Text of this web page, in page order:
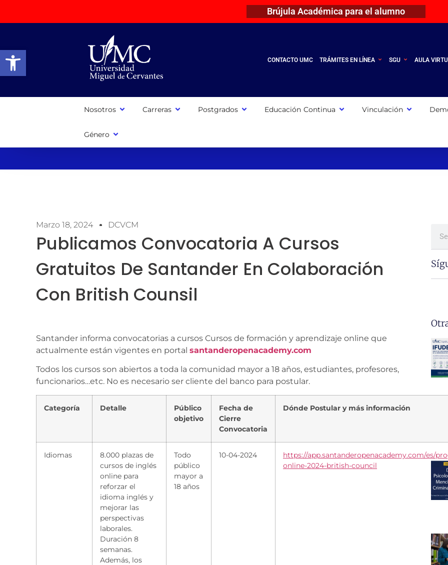
Abrir barra de herramientas
Brújula Académica para el alumno
CONTACTO UMC TRÁMITES EN LÍNEA SGU AULA
Nosotros Carreras Postgrados Educación Continua Vinculación
Género
Marzo 18, 2024 DCVCM
Publicamos Convocatoria A Cursos
Gratuitos De Santander En Colaboración
Con British Counsil
Santander informa convocatorias a cursos Cursos de formación y aprendizaje online que
actualmente están vigentes en portal santanderopenacademy.com
Todos los cursos son abiertos a toda la comunidad mayor a 18 años, estudiantes, profesores,
funcionarios…etc. No es necesario ser cliente del banco para postular.
Categoría Detalle
Público
objetivo
Fecha de
Cierre
Convocatoria
Dónde Postular y más información
Idiomas
8.000 plazas de
cursos de inglés
online para
reforzar el
idioma inglés y
mejorar las
perspectivas
laborales.
Duración 8
semanas.
Además, los
Todo
público
mayor a
18 años
10-04-2024
https://app.santanderopenacademy.com/es/
online-2024-british-council